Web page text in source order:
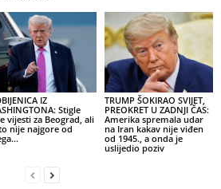
IZ
Stigle
vijesti za Beograd, ali
nije najgore od
TRUMP ŠOKIRAO SVIJET,
PREOKRET U ZADNJI ČAS:
Amerika spremala udar
na Iran kakav nije viđen
od 1945., a onda je
uslijedio poziv